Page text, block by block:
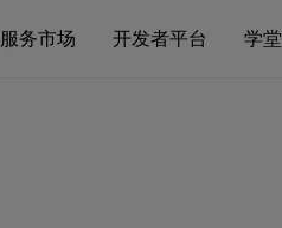
服务市场 开发者平台 学堂